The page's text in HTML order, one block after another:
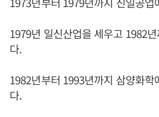
1979년 일신산업을 세우고 1982
다.
1982년부터 1993년까지 삼양화학
다.